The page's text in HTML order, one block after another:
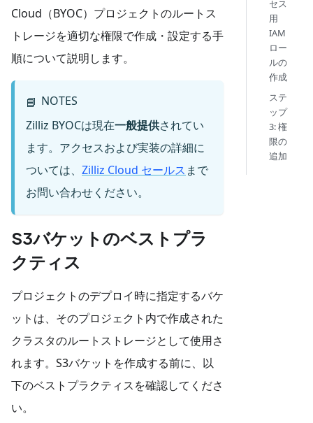
Cloud（BYOC）プロジェクトのルートス
トレージを適切な権限で作成・設定する手
順について説明します。
📘 NOTES
Zilliz BYOCは現在一般提供されてい
ます。アクセスおよび実装の詳細に
ついては、 Zilliz Cloud セールス まで
お問い合わせください。
S3バケットのベストプラ
クティス
プロジェクトのデプロイ時に指定するバケ
ットは、そのプロジェクト内で作成された
クラスタのルートストレージとして使用さ
れます。S3バケットを作成する前に、以
下のベストプラクティスを確認してくださ
い。
セス
用
IAM
ロー
ルの
作成
ステ
ップ
3: 権
限の
追加